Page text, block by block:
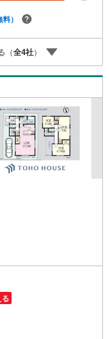
ご予算・ご希望に合った
たリフォームの相談も承
日現地見学が可能です
クリック（2）本日～4日
質問欄」に希望日時をご
）
（全4社）